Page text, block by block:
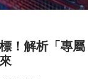
！解析「專